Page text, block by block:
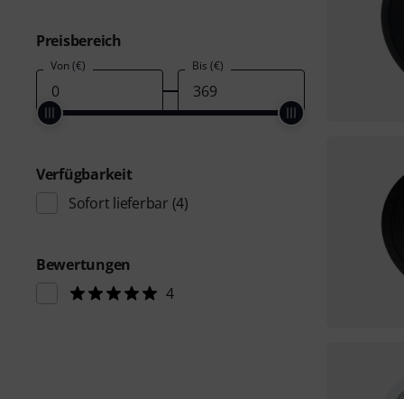
Preisbereich
Von (€) Bis (€)
Verfügbarkeit
Sofort lieferbar (4)
Bewertungen
4